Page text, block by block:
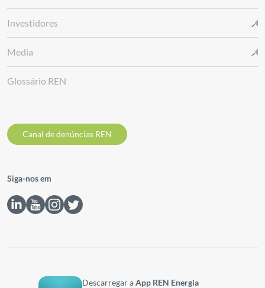
Investidores
Media
Glossário REN
Canal de denúncias REN
Siga-nos em
Descarregar aApp REN Energia